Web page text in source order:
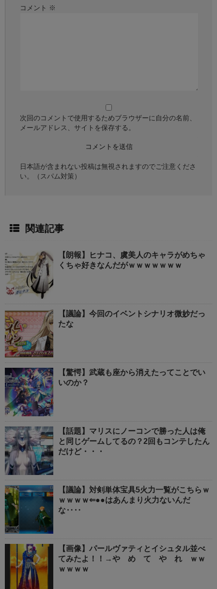
コメント ※
次回のコメントで使用するためブラウザーに自分の名前、
メールアドレス、サイトを保存する。
日本語が含まれない投稿は無視されますのでご注意くださ
い。（スパム対策）
関連記事
【朗報】ヒナコ、虞美人のキャラがめちゃ
くちゃ好きなんだがｗｗｗｗｗｗｗ
【議論】今回のイベントシナリオ微妙だっ
たな
【驚愕】武蔵も座から消えたってことでい
いのか？
【話題】マリスにノーコンで勝った人は俺
と同じゲームしてるの？2回もコンテしたん
だけど・・・
【議論】対剣単体宝具5火力一覧がこちらｗ
ｗｗｗｗ⇐●●はあんまり火力ないんだ
な‥‥
【画像】パールヴァティとイシュタル並べ
てみたよ！！→や め て や れ ｗｗ
ｗｗｗｗ